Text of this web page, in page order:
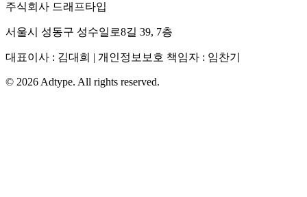
주식회사 드래프타입
서울시 성동구 성수일로8길 39, 7층
대표이사 : 김대희 | 개인정보보호 책임자 : 임찬기
© 2026 Adtype. All rights reserved.